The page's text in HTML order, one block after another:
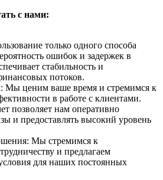
с нами:
только одного способа
ошибок и задержек в
стабильность и
потоков.
Мы ценим ваше время и стремимся к
в работе с клиентами.
позволяет нам оперативно
и предоставлять высокий уровень
Мы стремимся к
и предлагаем
для наших постоянных